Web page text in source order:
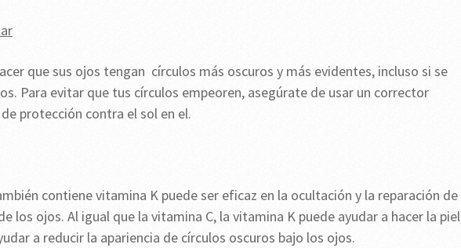
que sus ojos tengan círculos más oscuros y más evidentes, incluso si se
Para evitar que tus círculos empeoren, asegúrate de usar un corrector
protección contra el sol en el.
contiene vitamina K puede ser eficaz en la ocultación y la reparación de
los ojos. Al igual que la vitamina C, la vitamina K puede ayudar a hacer la piel
a reducir la apariencia de círculos oscuros bajo los ojos.